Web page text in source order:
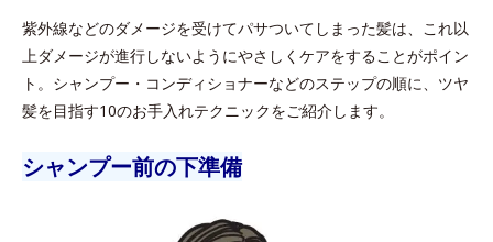
紫外線などのダメージを受けてパサついてしまった髪は、これ以
上ダメージが進行しないようにやさしくケアをすることがポイン
ト。シャンプー・コンディショナーなどのステップの順に、ツヤ
髪を目指す10のお手入れテクニックをご紹介します。
シャンプー前の下準備